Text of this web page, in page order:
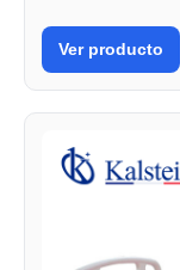
Ver producto